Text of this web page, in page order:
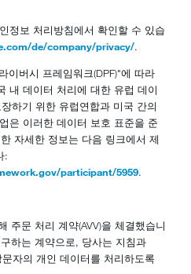
정보 처리방침에서 확인할 수 있습
de/company/privacy/.
이버시 프레임워크(DPF)"에 따라
내 데이터 처리에 대한 유럽 데이
하기 위한 유럽연합과 미국 간의
은 이러한 데이터 보호 표준을 준
자세한 정보는 다음 링크에서 제
:
participant/5959.
주문 처리 계약(AVV)을 체결했습니
하는 계약으로, 당사는 지침과
자의 개인 데이터를 처리하도록